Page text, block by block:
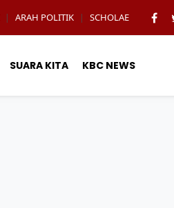
| ARAH POLITIK | SCHOLAE
SUARA KITA KBC NEWS